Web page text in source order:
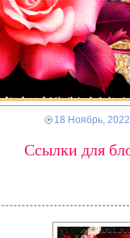
18 Ноябрь, 2022
Ссылки для